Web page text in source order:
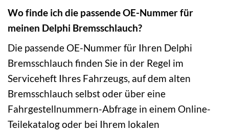
Wo finde ich die passende OE-Nummer für
meinen Delphi Bremsschlauch?
Die passende OE-Nummer für Ihren Delphi
Bremsschlauch finden Sie in der Regel im
Serviceheft Ihres Fahrzeugs, auf dem alten
Bremsschlauch selbst oder über eine
Fahrgestellnummern-Abfrage in einem Online-
Teilekatalog oder bei Ihrem lokalen